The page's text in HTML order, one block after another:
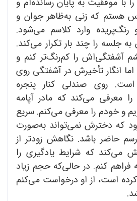
هستم که زنی به‌ظاهر جوان و
رنگ‌پریده وارد کلاسم می‌شود.
جلسه را چند بار تکرار می‌کند.
آشفتگی‌اش را کم‌رنگ‌تر کنم و
انگار تأخیرش در آشفتگی روی
روی صندلی کنار پنجره
معرفی می‌کند که مادر آپامه
و خودم را معرفی می‌کنم. سریع
که دخترش نمی‌تواند به‌صورت
حاضر باشد. نگاهش زودتر از
می‌کند که شرایط یادگیری را
کنم. در حالی‌که حجم زیاد
است، از او درخواست می‌کنم